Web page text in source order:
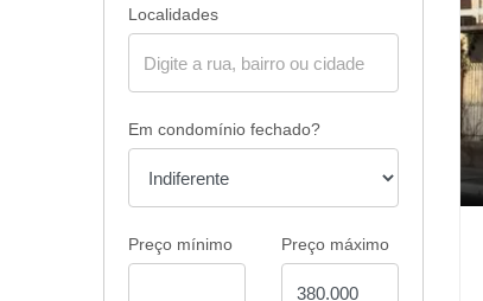
Localidades
Em condomínio fechado?
Preço mínimo Preço máximo